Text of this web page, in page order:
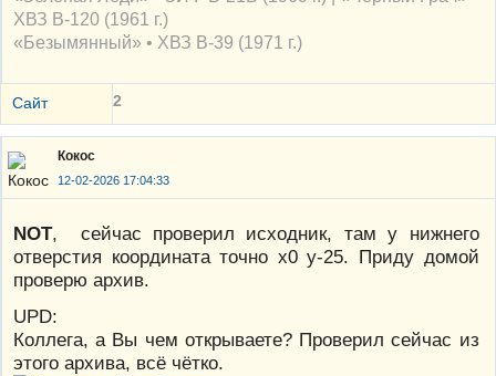
ХВЗ В-120 (1961 г.)
«Безымянный» • ХВЗ В-39 (1971 г.)
Сайт 2
Кокос
12-02-2026 17:04:33
NOT, сейчас проверил исходник, там у нижнего
отверстия координата точно х0 у-25. Приду домой
проверю архив.
UPD:
Коллега, а Вы чем открываете? Проверил сейчас из
этого архива, всё чётко.